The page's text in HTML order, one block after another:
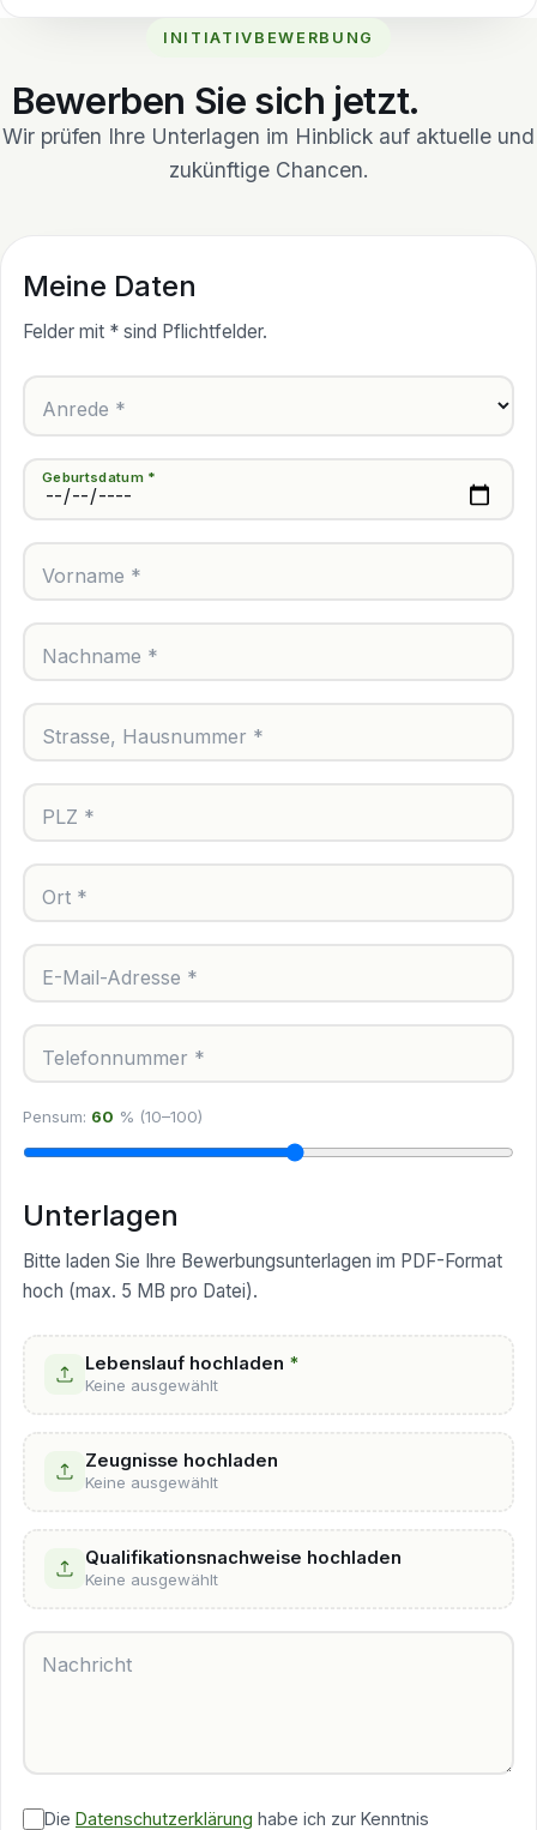
INITIATIVBEWERBUNG
Bewerben Sie sich jetzt.
Wir prüfen Ihre Unterlagen im Hinblick auf aktuelle und
zukünftige Chancen.
Meine Daten
Felder mit * sind Pflichtfelder.
Anrede *
Geburtsdatum *
Vorname *
Nachname *
Strasse, Hausnummer *
PLZ *
Ort *
E-Mail-Adresse *
Telefonnummer *
Pensum: 60 % (10–100)
Unterlagen
Bitte laden Sie Ihre Bewerbungsunterlagen im PDF-Format
hoch (max. 5 MB pro Datei).
Lebenslauf hochladen *
Keine ausgewählt
Zeugnisse hochladen
Keine ausgewählt
Qualifikationsnachweise hochladen
Keine ausgewählt
Nachricht
Die Datenschutzerklärung habe ich zur Kenntnis